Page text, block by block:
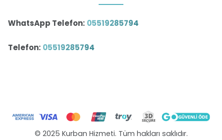
WhatsApp Telefon: 05519285794
Telefon: 05519285794
© 2025 Kurban Hizmeti. Tüm hakları saklıdır.